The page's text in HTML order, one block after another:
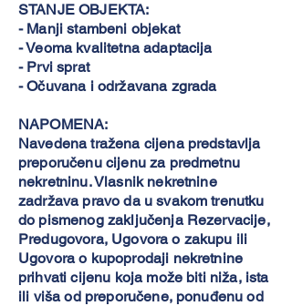
STANJE OBJEKTA:
- Manji stambeni objekat
- Veoma kvalitetna adaptacija
- Prvi sprat
- Očuvana i održavana zgrada
NAPOMENA:
Navedena tražena cijena predstavlja
preporučenu cijenu za predmetnu
nekretninu. Vlasnik nekretnine
zadržava pravo da u svakom trenutku
do pismenog zaključenja Rezervacije,
Predugovora, Ugovora o zakupu ili
Ugovora o kupoprodaji nekretnine
prihvati cijenu koja može biti niža, ista
ili viša od preporučene, ponuđenu od